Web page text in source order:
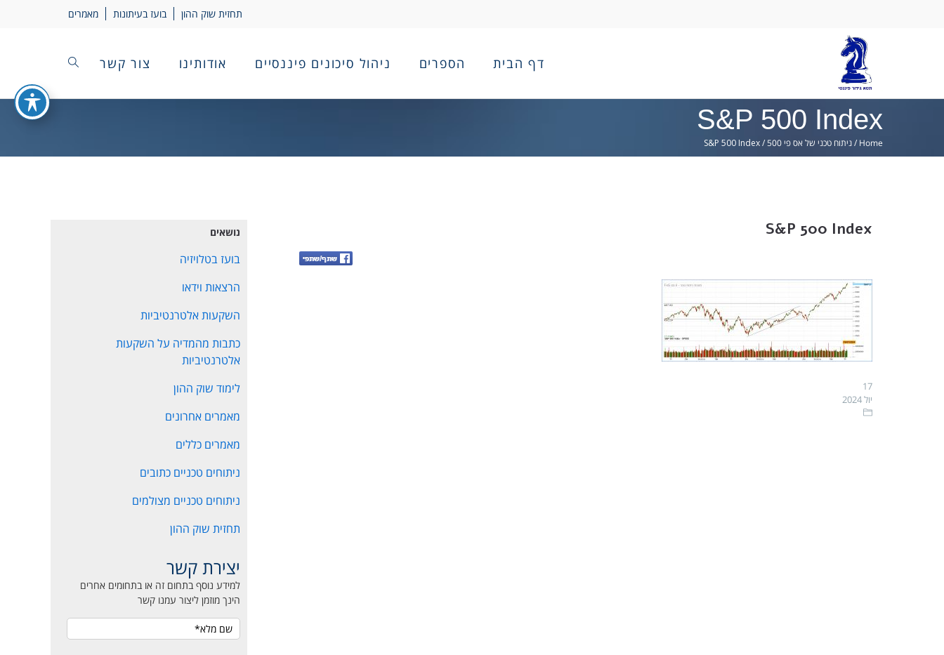
תחזית שוק ההון בועז בעיתונות מאמרים
דף הבית הספרים ניהול סיכונים פיננסיים אודותינו צור קשר
S&P 500 Index
Home
/ניתוח טכני של אס פי 500 /
S&P 500 Index
S&P 500 Index
17
יול 2024
נושאים
בועז בטלויזיה
הרצאות וידאו
השקעות אלטרנטיביות
כתבות מהמדיה על השקעות
אלטרנטיביות
לימוד שוק ההון
מאמרים אחרונים
מאמרים כללים
ניתוחים טכניים כתובים
ניתוחים טכניים מצולמים
תחזית שוק ההון
יצירת קשר
למידע נוסף בתחום זה או בתחומים אחרים
הינך מוזמן ליצור עמנו קשר